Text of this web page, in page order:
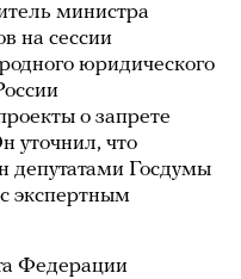
министра
на сессии
юридического
о запрете
уточнил, что
депутатами Госдумы
экспертным
Федерации